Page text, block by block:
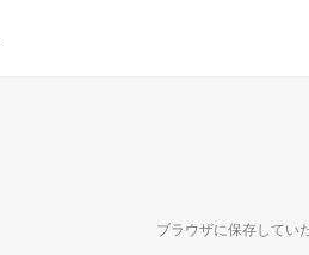
ブラウザに保存してい